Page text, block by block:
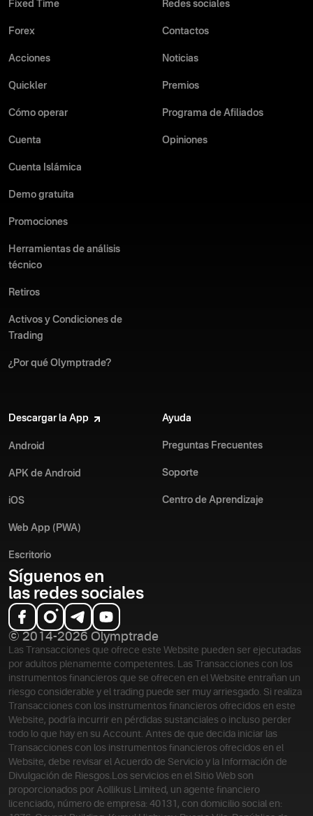
Fixed Time
Forex
Acciones
Quickler
Cómo operar
Cuenta
Cuenta Islámica
Demo gratuita
Promociones
Herramientas de análisis
técnico
Retiros
Activos y Condiciones de
Trading
¿Por qué Olymptrade?
Redes sociales
Contactos
Noticias
Premios
Programa de Afiliados
Opiniones
Descargar la App
Android
APK de Android
iOS
Web App (PWA)
Escritorio
Ayuda
Preguntas Frecuentes
Soporte
Centro de Aprendizaje
Síguenos en
las redes sociales
© 2014-2026 Olymptrade
Las Transacciones que ofrece este Website pueden ser ejecutadas
por adultos plenamente competentes. Las Transacciones con los
instrumentos financieros que se ofrecen en el Website entrañan un
riesgo considerable y el trading puede ser muy arriesgado. Si realiza
Transacciones con los instrumentos financieros ofrecidos en este
Website, podría incurrir en pérdidas sustanciales o incluso perder
todo lo que hay en su Account. Antes de que decida iniciar las
Transacciones con los instrumentos financieros ofrecidos en el
Website, debe revisar el Acuerdo de Servicio y la Información de
Divulgación de Riesgos. Los servicios en el Sitio Web son
proporcionados por Aollikus Limited, un agente financiero
licenciado, número de empresa: 40131, con domicilio social en: